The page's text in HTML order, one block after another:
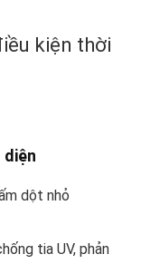
kiện thời
diện
dột nhỏ
tia UV, phản